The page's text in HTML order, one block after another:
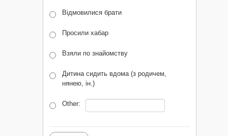
Відмовилися брати
Просили хабар
Взяли по знайомству
Дитина сидить вдома (з родичем,
нянею, ін.)
Other: